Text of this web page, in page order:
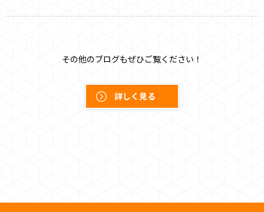
その他のブログもぜひご覧ください！
詳しく見る